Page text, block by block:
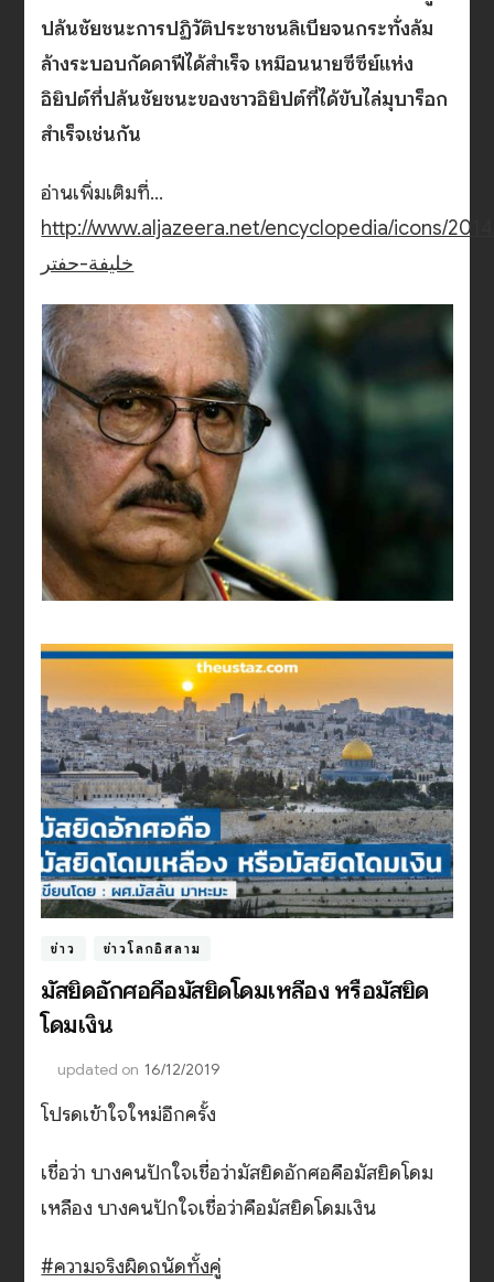
ปล้นชัยชนะการปฏิวัติประชาชนลิเบียจนกระทั่งล้ม
ล้างระบอบกัดดาฟีได้สำเร็จ เหมือนนายซีซีย์แห่ง
อิยิปต์ที่ปล้นชัยชนะของชาวอิยิปต์ที่ได้ขับไล่มุบาร็อก
สำเร็จเช่นกัน
อ่านเพิ่มเติมที่…
http://www.aljazeera.net/encyclopedia/icons/
خليفة-حفتر
ข่าว ข่าวโลกอิสลาม
มัสยิดอักศอคือมัสยิดโดมเหลือง หรือมัสยิด
โดมเงิน
updated on 16/12/2019
โปรดเข้าใจใหม่อีกครั้ง
เชื่อว่า บางคนปักใจเชื่อว่ามัสยิดอักศอคือมัสยิดโดม
เหลือง บางคนปักใจเชื่อว่าคือมัสยิดโดมเงิน
#ความจริงผิดถนัดทั้งคู่